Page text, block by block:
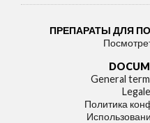
ПРЕПАРАТЫ ДЛЯ
General
Политика